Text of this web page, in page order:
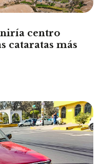
centro
cataratas más